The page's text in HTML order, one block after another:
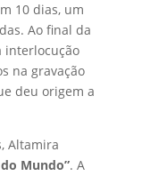
10 dias, um
Ao final da
interlocução
na gravação
deu origem a
Altamira
Mundo”. A